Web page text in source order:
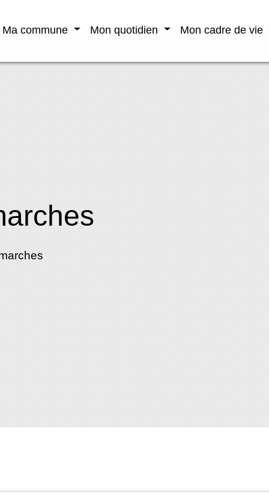
Ma commune Mon quotidien Mon cadre de vie